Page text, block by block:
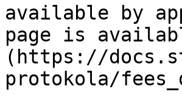
available by
page is
(https://
protokola/